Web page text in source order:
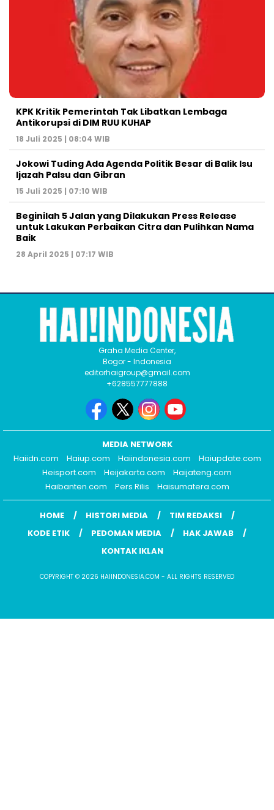
KPK Kritik Pemerintah Tak Libatkan Lembaga
Antikorupsi di DIM RUU KUHAP
18 Juli 2025 | 08:04 WIB
Jokowi Tuding Ada Agenda Politik Besar di Balik Isu
Ijazah Palsu dan Gibran
15 Juli 2025 | 07:10 WIB
Beginilah 5 Jalan yang Dilakukan Press Release
untuk Lakukan Perbaikan Citra dan Pulihkan Nama
Baik
28 April 2025 | 07:17 WIB
Graha Media Center,
Bogor - Indonesia
editorhaigroup@gmail.com
+628557777888
MEDIA NETWORK
Haiidn.com
Haiup.com Haiindonesia.com
Haiupdate.com
Heisport.com
Heijakarta.com
Haijateng.com
Haibanten.com
Pers Rilis Haisumatera.com
HOME HISTORI MEDIA
TIM REDAKSI
KODE ETIK
PEDOMAN MEDIA
HAK JAWAB
KONTAK IKLAN
COPYRIGHT © 2026 HAIINDONESIA.COM - ALL RIGHTS RESERVED